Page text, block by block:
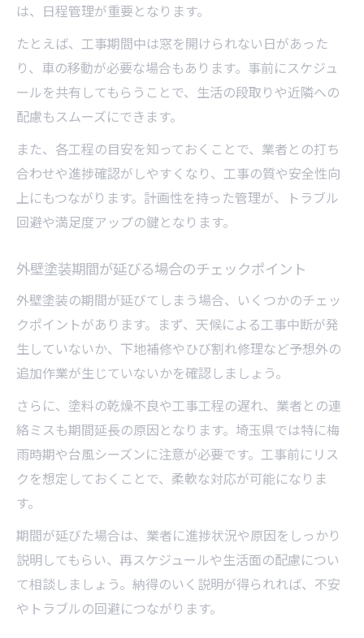
は、日程管理が重要となります。
たとえば、工事期間中は窓を開けられない日があった
り、車の移動が必要な場合もあります。事前にスケジュ
ールを共有してもらうことで、生活の段取りや近隣への
配慮もスムーズにできます。
また、各工程の目安を知っておくことで、業者との打ち
合わせや進捗確認がしやすくなり、工事の質や安全性向
上にもつながります。計画性を持った管理が、トラブル
回避や満足度アップの鍵となります。
外壁塗装期間が延びる場合のチェックポイント
外壁塗装の期間が延びてしまう場合、いくつかのチェッ
クポイントがあります。まず、天候による工事中断が発
生していないか、下地補修やひび割れ修理など予想外の
追加作業が生じていないかを確認しましょう。
さらに、塗料の乾燥不良や工事工程の遅れ、業者との連
絡ミスも期間延長の原因となります。埼玉県では特に梅
雨時期や台風シーズンに注意が必要です。工事前にリス
クを想定しておくことで、柔軟な対応が可能になりま
す。
期間が延びた場合は、業者に進捗状況や原因をしっかり
説明してもらい、再スケジュールや生活面の配慮につい
て相談しましょう。納得のいく説明が得られれば、不安
やトラブルの回避につながります。